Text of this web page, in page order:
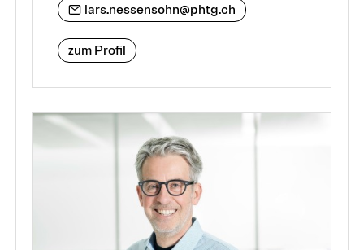
lars.nessensohn@phtg.ch
zum Profil